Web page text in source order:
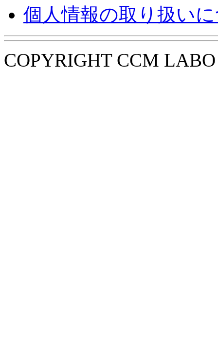
個人情報の取り扱い
COPYRIGHT CCM